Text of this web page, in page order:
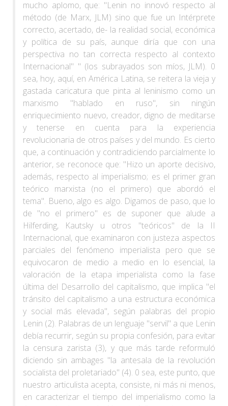
mucho aplomo, que: "Lenin no innovó respecto al
método (de Marx, JLM) sino que fue un Intérprete
correcto, acertado, de- la realidad social, económica
y política de su país, aunque diría que con una
perspectiva no tan correcta respecto al contexto
Internacional" " (los subrayados son míos, JLM). 0
sea, hoy, aquí, en América Latina, se reitera la vieja y
gastada caricatura que pinta al leninismo como un
marxismo "hablado en ruso", sin ningún
enriquecimiento nuevo, creador, digno de meditarse
y tenerse en cuenta para la experiencia
revolucionaria de otros países y del mundo. Es cierto
que, a continuación y contradiciendo parcialmente lo
anterior, se reconoce que: "Hizo un aporte decisivo,
además, respecto al imperialismo; es el primer gran
teórico marxista (no el primero) que abordó el
tema". Bueno, algo es algo. Digamos de paso, que lo
de "no el primero" es de suponer que alude a
Hilferding, Kautsky u otros "teóricos" de la II
Internacional, que examinaron con justeza aspectos
parciales del fenómeno imperialista pero que se
equivocaron de medio a medio en lo esencial, la
valoración de la etapa imperialista como la fase
última del Desarrollo del capitalismo, que implica "el
tránsito del capitalismo a una estructura económica
y social más elevada", según palabras del propio
Lenin (2). Palabras de un lenguaje "servil" a que Lenin
debía recurrir, según su propia confesión, para evitar
la censura zarista (3), y que más tarde reformuló
diciendo sin ambages "la antesala de la revolución
socialista del proletariado" (4). 0 sea, este punto, que
nuestro articulista acepta, consiste, ni más ni menos,
en caracterizar el tiempo del imperialismo como la